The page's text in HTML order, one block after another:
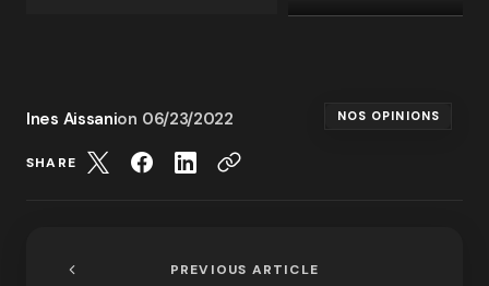
Ines Aissanion 06/23/2022 NOS OPINIONS
SHARE
PREVIOUS ARTICLE